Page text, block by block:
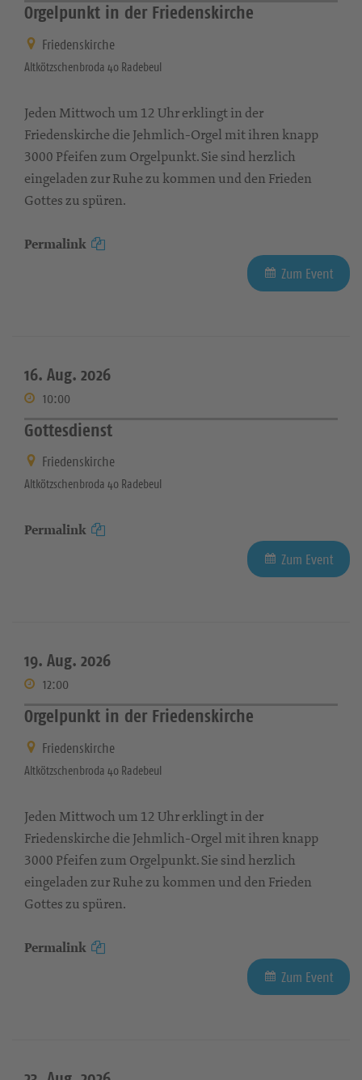
Orgelpunkt in der Friedenskirche
Friedenskirche
Altkötzschenbroda 40 Radebeul
Jeden Mittwoch um 12 Uhr erklingt in der
Friedenskirche die Jehmlich-Orgel mit ihren knapp
3000 Pfeifen zum Orgelpunkt. Sie sind herzlich
eingeladen zur Ruhe zu kommen und den Frieden
Gottes zu spüren.
Permalink
Zum Event
16. Aug. 2026
10:00
Gottesdienst
Friedenskirche
Altkötzschenbroda 40 Radebeul
Permalink
Zum Event
19. Aug. 2026
12:00
Orgelpunkt in der Friedenskirche
Friedenskirche
Altkötzschenbroda 40 Radebeul
Jeden Mittwoch um 12 Uhr erklingt in der
Friedenskirche die Jehmlich-Orgel mit ihren knapp
3000 Pfeifen zum Orgelpunkt. Sie sind herzlich
eingeladen zur Ruhe zu kommen und den Frieden
Gottes zu spüren.
Permalink
Zum Event